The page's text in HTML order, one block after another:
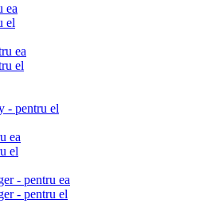
ea
el
ea
el
- pentru el
ea
el
- pentru ea
- pentru el